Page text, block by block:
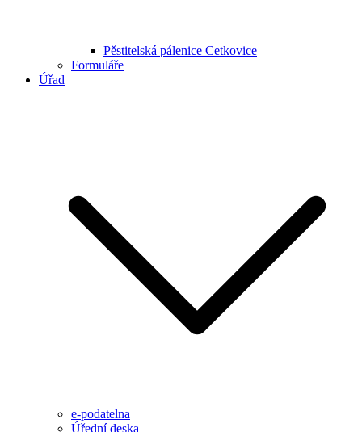
Pěstitelská pálenice Cetkovice
Formuláře
Úřad
e-podatelna
Úřední deska